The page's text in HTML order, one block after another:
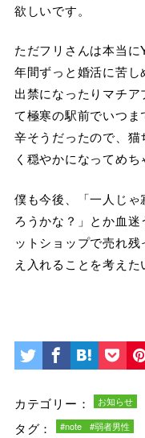
欲しいです。
ただフリさんは本当
年間ずっと婚活に苦
出禁になったりマチ
て極寒の駅前でいつ
辛そうだったので、
く穏やかになってめち
僕も今後、「一人じ
ろうかな？」とか血
ットショップで売れ
え入れることを考えた
カテゴリー： お知らせ
タグ： #note #弱者男性